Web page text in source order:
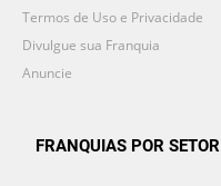
Termos de Uso e Privacidade
Divulgue sua Franquia
Anuncie
FRANQUIAS POR SETOR